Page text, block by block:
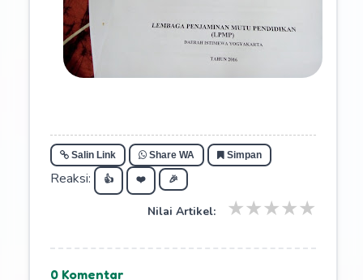
Salin Link Share WA Simpan
Reaksi: 👍 ❤️ 🎉
Nilai Artikel: ★
★
★
★
★
0 Komentar